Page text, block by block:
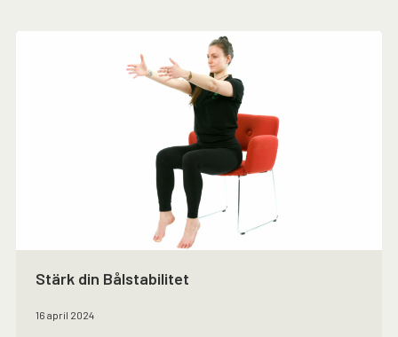
Stärk din Bålstabilitet
16 april 2024